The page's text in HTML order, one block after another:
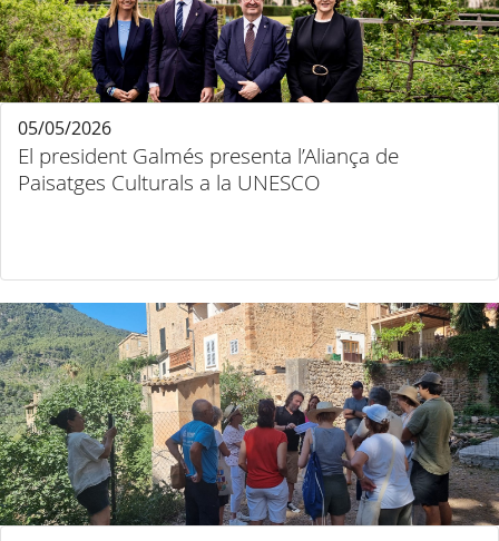
El president Galmés presenta l’Aliança de
Paisatges Culturals a la UNESCO
05/05/2026